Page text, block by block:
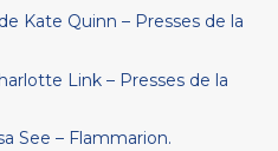
Kate Quinn – Presses de la
Link – Presses de la
See – Flammarion.